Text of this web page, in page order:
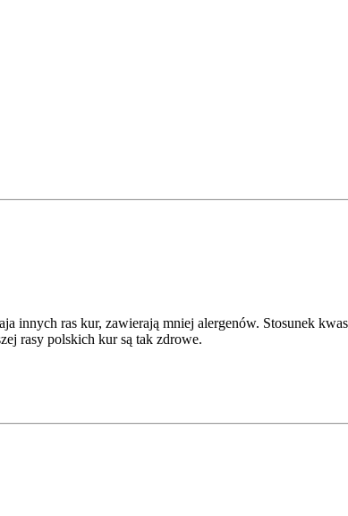
innych ras kur, zawierają mniej alergenów. Stosunek
rasy polskich kur są tak zdrowe.